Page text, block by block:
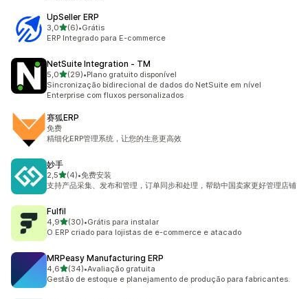
UpSeller ERP
3,0de 5 estrelas
(6)
6 avaliações ao todo
•Grátis
ERP Integrado para E-commerce
NetSuite Integration ‑ TM
5,0de 5 estrelas
(29)
29 avaliações ao todo
•Plano gratuito disponível
Sincronização bidirecional de dados do NetSuite em nível
Enterprise com fluxos personalizados
赛狐ERP
免费
精细化ERP管理系统，让您的生意更高效
妙手
2,5de 5 estrelas
(4)
4 avaliações ao todo
•免费安装
支持产品采集、发布和管理，订单同步和处理，帮助中国卖家更好管理店铺
Fulfil
4,9de 5 estrelas
(30)
30 avaliações ao todo
•Grátis para instalar
O ERP criado para lojistas de e-commerce e atacado
MRPeasy Manufacturing ERP
4,6de 5 estrelas
(34)
34 avaliações ao todo
•Avaliação gratuita
Gestão de estoque e planejamento de produção para fabricantes.